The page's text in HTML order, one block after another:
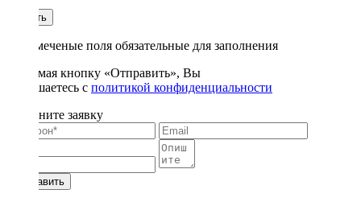
Купить
* - отмеченые поля обязательные для заполнения
Нажимая кнопку «Отправить», Вы
соглашаетесь с политикой конфиденциальности
Заполните заявку
Отправить